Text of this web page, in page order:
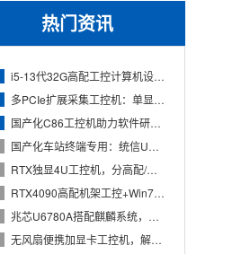
热门资讯
i5-13代32G高配工控计算机设备，智能制造工位整机显示成
多PCIe扩展采集工控机：单显卡+多路采集卡高性价比方案
国产化C86工控机助力软件研发：从需求分析到落地部署
国产化车站终端专用：统信UOS兆芯八核嵌入式轨交工控机落地方
RTX独显4U工控机，分高配/低配适配无人机作业全场景
RTX4090高配机架工控+Win7加固笔记本，航空测控硬件
兆芯U6780A搭配麒麟系统，国产化工控机赋能航站楼航显调度
无风扇便携加显卡工控机，解决户外高波特率串口采集难题